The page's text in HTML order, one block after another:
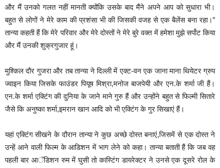
और मैं उनको गलत नहीं मानती क्योंकि उसके बाद मैंने अपने आप को सुधारा भी।
बहुत से लोगों ने मेरे काम की प्रशंसा भी की जिसकी वजह से एक बैलेंस बना रहा।”
तान्या कहती हैं कि मेरे परिवार और मेरे दोस्तों ने मेरे बुरे वक्त में हमेशा मुझे सर्पोट किया
और मैं उनकी शुक्रगुजार हूं।
मुश्किल दौर गुजरा और तब तान्या ने दिल्ली में एक्ट-वन एक जाना माना थियेटर ग्रुप
ज्वाइन किया जिसके फाउंडर पियूष मिश्रा,मनोज बाजपेयी और एन.के शर्मा जी हैं।
एन.के शर्मा एक्टिंग की दुनिया के जाने माने गुरु हैं और उन्होंने बहुत से फिल्मी सितारे
जैसे कि अनुष्का शर्मा,इमरान खान आदि को भी एक्टिंग के गुर सिखाएं हैं।
यहां एक्टिंग सीखने के दौरान तान्या ने कुछ अच्छे दोस्त बनाएं,जिसमें से एक दोस्त ने
उन्हें आने वाली फिल्म के आडिशन में भाग लेने को कहा। तान्या बताती हैं कि जब वह
पहली बार आॅडिशन रुम में घुसी तो कास्टिंग डायरेक्टर ने उनसे एक दूसरे रोल के